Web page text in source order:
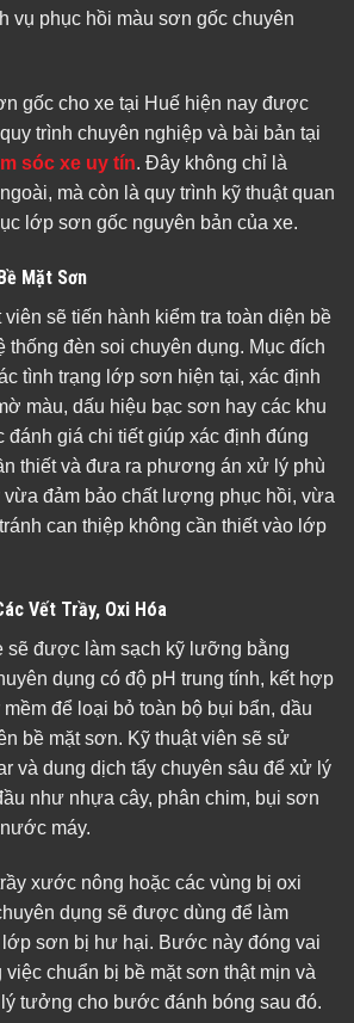
gốc cho xe tại Huế hiện nay được
trình chuyên nghiệp và bài bản tại
sóc xe uy tín. Đây không chỉ là
mà còn là quy trình kỹ thuật quan
lớp sơn gốc nguyên bản của xe.
Mặt Sơn
sẽ tiến hành kiểm tra toàn diện bề
thống đèn soi chuyên dụng. Mục đích
tình trạng lớp sơn hiện tại, xác định
màu, dấu hiệu bạc sơn hay các khu
đánh giá chi tiết giúp xác định đúng
thiết và đưa ra phương án xử lý phù
đảm bảo chất lượng phục hồi, vừa
can thiệp không cần thiết vào lớp
Vết Trầy, Oxi Hóa
sẽ được làm sạch kỹ lưỡng bằng
dụng có độ pH trung tính, kết hợp
để loại bỏ toàn bộ bụi bẩn, dầu
bề mặt sơn. Kỹ thuật viên sẽ sử
và dung dịch tẩy chuyên sâu để xử lý
như nhựa cây, phân chim, bụi sơn
máy.
xước nông hoặc các vùng bị oxi
dụng sẽ được dùng để làm
lớp sơn bị hư hại. Bước này đóng vai
việc chuẩn bị bề mặt sơn thật mịn và
tưởng cho bước đánh bóng sau đó.